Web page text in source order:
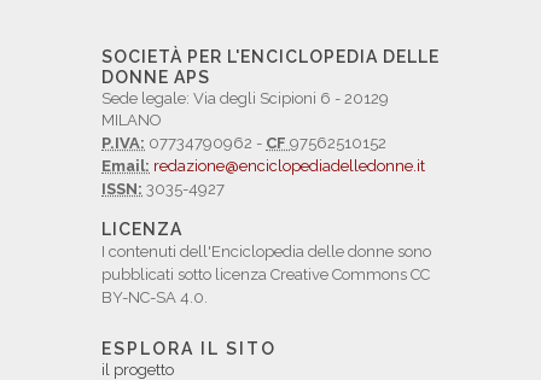
SOCIETÀ PER L'ENCICLOPEDIA DELLE
DONNE APS
Sede legale: Via degli Scipioni 6 - 20129
MILANO
P.IVA: 07734790962 - CF 97562510152
Email: redazione@enciclopediadelledonne.it
ISSN: 3035-4927
LICENZA
I contenuti dell'Enciclopedia delle donne sono
pubblicati sotto licenza Creative Commons CC
BY-NC-SA 4.0.
ESPLORA IL SITO
il progetto